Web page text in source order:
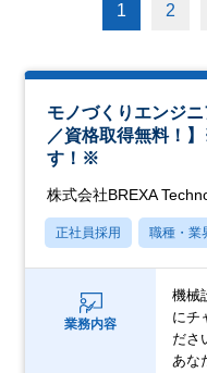
1 2
モノづくりエンジ
／資格取得無料！
す！※
株式会社BREXA
正社員採用 職種・業
業務内容
機械
にチ
ださ
あな